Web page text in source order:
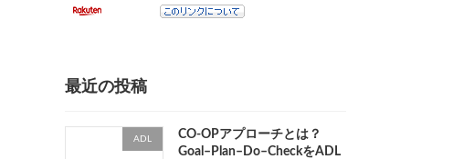
最近の投稿
ADL
CO-OPアプローチとは？
Goal–Plan–Do–CheckをADL